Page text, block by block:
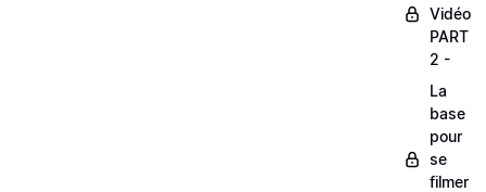
Vidéo
PART
2 -
La
base
pour
se
filmer